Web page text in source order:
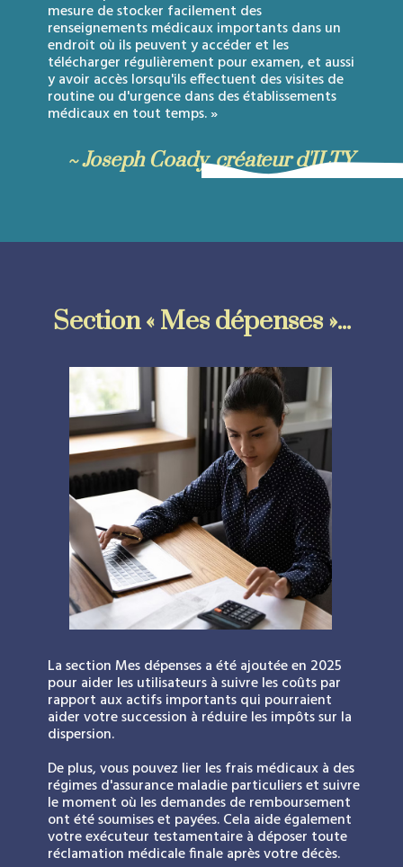
mesure de stocker facilement des
renseignements médicaux importants dans un
endroit où ils peuvent y accéder et les
télécharger régulièrement pour examen, et aussi
y avoir accès lorsqu'ils effectuent des visites de
routine ou d'urgence dans des établissements
médicaux en tout temps. »
~ Joseph Coady, créateur d'ILTY
Section « Mes dépenses »...
La section Mes dépenses a été ajoutée en 2025
pour aider les utilisateurs à suivre les coûts par
rapport aux actifs importants qui pourraient
aider votre succession à réduire les impôts sur la
dispersion.
De plus, vous pouvez lier les frais médicaux à des
régimes d'assurance maladie particuliers et suivre
le moment où les demandes de remboursement
ont été soumises et payées. Cela aide également
votre exécuteur testamentaire à déposer toute
réclamation médicale finale après votre décès.